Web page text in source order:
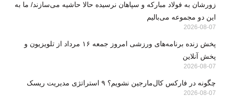
زورشان به فولاد مبارکه و سپاهان نرسیده حالا حاشیه می‌سازند/ ما به
این دو مجموعه می‌بالیم
2026-08-07
پخش زنده برنامه‌های ورزشی امروز جمعه ۱۶ مرداد از تلویزیون و
پخش آنلاین
2026-08-07
چگونه در فارکس کال‌مارجین نشویم؟ ۹ استراتژی مدیریت ریسک
2026-08-07